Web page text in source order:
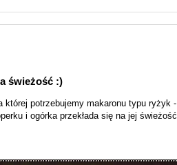
świeżość :)
której potrzebujemy makaronu typu ryżyk
i ogórka przekłada się na jej